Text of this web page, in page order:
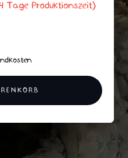
Tage Produktionszeit)